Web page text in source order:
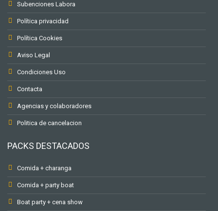
Subenciones Labora
Política privacidad
Política Cookies
Aviso Legal
Condiciones Uso
Contacta
Agencias y colaboradores
Politica de cancelacion
PACKS DESTACADOS
Comida + charanga
Comida + party boat
Boat party + cena show